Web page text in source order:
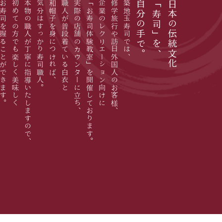
日本の伝統文化
「寿司」を、
自分の手で。
築地玉寿司では、
修学旅行や訪日外国人のお客様、
企業のレクリエーション向けに
「お寿司体験教室」を開催しております。
実際の店舗のカウンターに立ち、
職人が普段着ている白衣と
和帽子を身につければ、
気分はすっかり寿司職人。
本物の職人が丁寧に指導いたしますので、
初めての方でも楽しく美味しく
ができます。